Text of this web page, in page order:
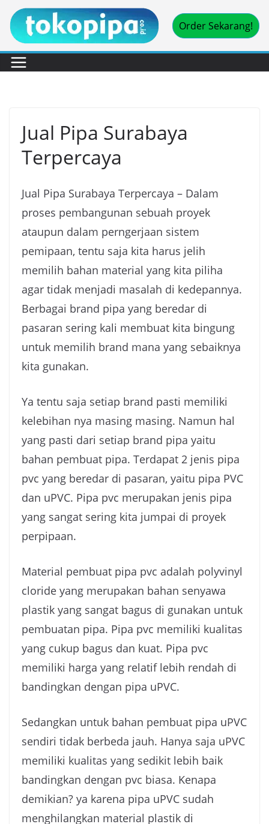
Skip
content
Order Sekarang!
Jual Pipa Surabaya
Terpercaya
Jual Pipa Surabaya Terpercaya – Dalam
proses pembangunan sebuah proyek
ataupun dalam perngerjaan sistem
pemipaan, tentu saja kita harus jelih
memilih bahan material yang kita piliha
agar tidak menjadi masalah di kedepannya.
Berbagai brand pipa yang beredar di
pasaran sering kali membuat kita bingung
untuk memilih brand mana yang sebaiknya
kita gunakan.
Ya tentu saja setiap brand pasti memiliki
kelebihan nya masing masing. Namun hal
yang pasti dari setiap brand pipa yaitu
bahan pembuat pipa. Terdapat 2 jenis pipa
pvc yang beredar di pasaran, yaitu pipa PVC
dan uPVC. Pipa pvc merupakan jenis pipa
yang sangat sering kita jumpai di proyek
perpipaan.
Material pembuat pipa pvc adalah polyvinyl
cloride yang merupakan bahan senyawa
plastik yang sangat bagus di gunakan untuk
pembuatan pipa. Pipa pvc memiliki kualitas
yang cukup bagus dan kuat. Pipa pvc
memiliki harga yang relatif lebih rendah di
bandingkan dengan pipa uPVC.
Sedangkan untuk bahan pembuat pipa uPVC
sendiri tidak berbeda jauh. Hanya saja uPVC
memiliki kualitas yang sedikit lebih baik
bandingkan dengan pvc biasa. Kenapa
demikian? ya karena pipa uPVC sudah
menghilangkan material plastik di